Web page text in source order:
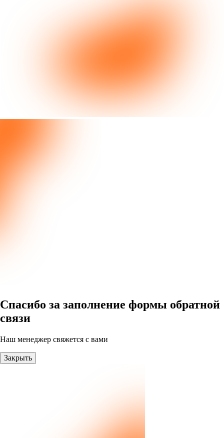
Спасибо за заполнение формы обратной
связи
Наш менеджер свяжется с вами
Закрыть